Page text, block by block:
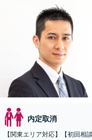
内定取消
【関東エリア対応】【初回相